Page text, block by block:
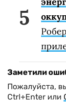
Заметили
Пожалуйста,
Ctrl+Enter или